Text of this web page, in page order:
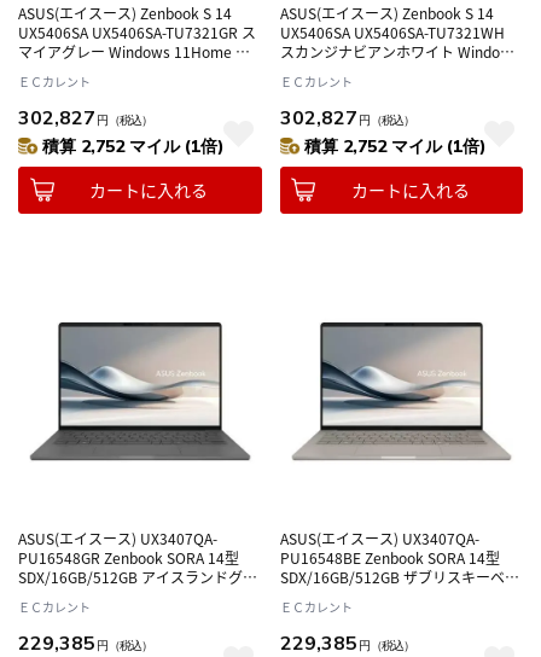
ASUS(エイスース) Zenbook S 14
UX5406SA UX5406SA-TU7321GR ス
マイアグレー Windows 11Home ノ
ＥＣカレント
302,827 円 （税込）
積算 2,752 マイル (1倍)
カートに入れる
ASUS(エイスース) Zenbook S 14
UX5406SA UX5406SA-TU7321WH
スカンジナビアンホワイト Windows
ＥＣカレント
302,827 円 （税込）
積算 2,752 マイル (1倍)
カートに入れる
ASUS(エイスース) UX3407QA-
PU16548GR Zenbook SORA 14型
SDX/16GB/512GB アイスランドグレ
ン
ＥＣカレント
229,385 円 （税込）
ASUS(エイスース) UX3407QA-
PU16548BE Zenbook SORA 14型
SDX/16GB/512GB ザブリスキーベー
コン
ＥＣカレント
229,385 円 （税込）